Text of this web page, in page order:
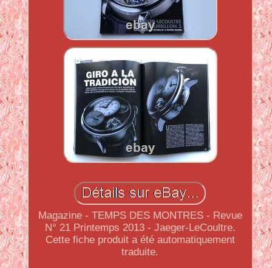
Magazine - TEMPS DES MONTRES - Revue
N° 21 Printemps 2013 - Jaeger-LeCoultre.
Cette fiche produit a été automatiquement
traduite.